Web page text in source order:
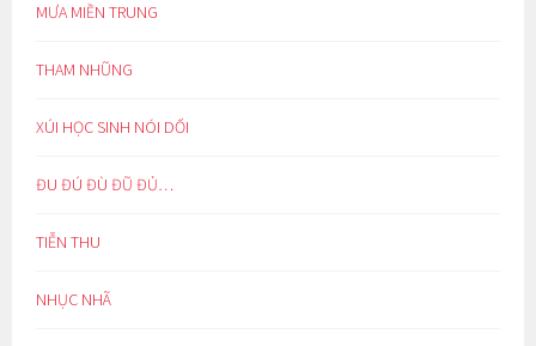
MƯA MIỀN TRUNG
THAM NHŨNG
XÚI HỌC SINH NÓI DỐI
ĐU ĐÚ ĐÙ ĐŨ ĐỦ…
TIỄN THU
NHỤC NHÃ